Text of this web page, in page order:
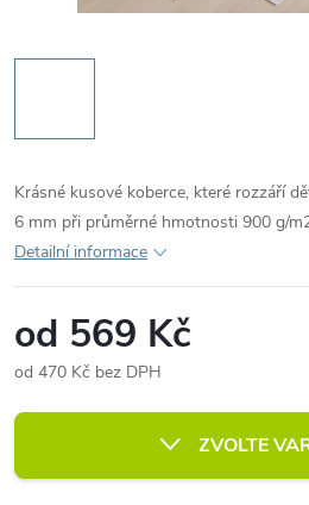
Krásné kusové koberce, které rozzáří
6 mm při průměrné hmotnosti 900 g/
Detailní informace
od 569 Kč
od 470 Kč bez DPH
cena:
ZVOLTE